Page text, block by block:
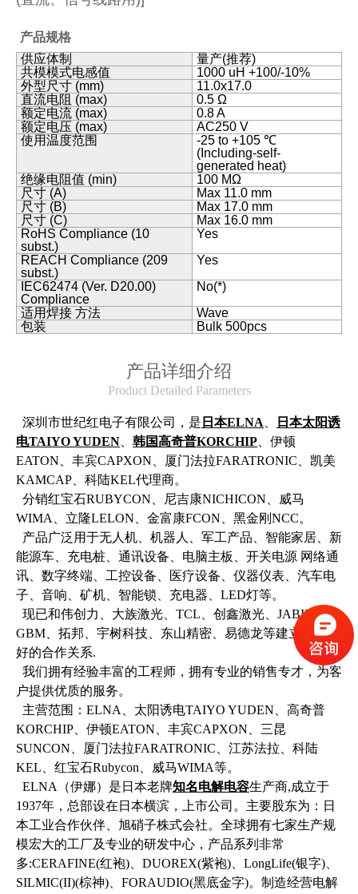
产品规格
供应体制
量产(推荐)
共模模式电感值
1000 uH +100/-10%
外型尺寸 (mm)
11.0x17.0
直流电阻 (max)
0.5 Ω
额定电流 (max)
0.8 A
额定电压 (max)
AC250 V
使用温度范围
-25 to +105 ℃
(Including-self-
generated heat)
绝缘电阻值 (min)
100 MΩ
尺寸 (A)
Max 11.0 mm
尺寸 (B)
Max 17.0 mm
尺寸 (C)
Max 16.0 mm
RoHS Compliance (10
subst.)
Yes
REACH Compliance (209
subst.)
Yes
IEC62474 (Ver. D20.00)
Compliance
No(*)
适用焊接 方法
Wave
包装
Bulk 500pcs
产品详细介绍
Product Detailed Parameters
深圳市世纪红电子有限公司，是 日本ELNA
日本太阳诱
电TAIYO YUDEN
韩国高奇普KORCHIP 、伊顿
EATON、丰宾CAPXON、厦门法拉FARATRONIC、凯美
KAMCAP、科陆KEL代理商。
分销红宝石RUBYCON、尼吉康NICHICON、威马
WIMA、立隆LELON、金富康FCON、黑金刚NCC。
产品广泛用于无人机、机器人、军工产品、智能家居、新
能源车、充电桩、通讯设备、电脑主板、开关电源 网络通
讯、数字终端、工控设备、医疗设备、仪器仪表、汽车电
子、音响、矿机、智能锁、充电器、LED灯等。
现已和伟创力、大族激光、TCL、创鑫激光、JABIL、
GBM、拓邦、宇树科技、东山精密、易德龙等建立长期良
好的合作关系.
我们拥有经验丰富的工程师，拥有专业的销售专才，为客
户提供优质的服务。
主营范围：ELNA、太阳诱电TAIYO YUDEN、高奇普
KORCHIP、伊顿EATON、丰宾CAPXON、三昆
SUNCON、厦门法拉FARATRONIC、江苏法拉、科陆
KEL、红宝石Rubycon、威马WIMA等。
ELNA（伊娜）是日本老牌知名电解电容生产商,成立于
1937年，总部设在日本横滨，上市公司。主要股东为：日
本工业合作伙伴、旭硝子株式会社。全球拥有七家生产规
模宏大的工厂及专业的研发中心，产品系列非常
多:CERAFINE(红袍)、DUOREX(紫袍)、LongLife(银字)、
SILMIC(II)(棕神)、FORAUDIO(黑底金字)。制造经营电解